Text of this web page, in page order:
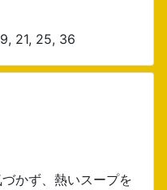
21, 25, 36
かず、熱いスープを